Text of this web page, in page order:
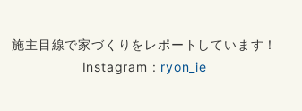
施主目線で家づくりを レポートしています！
Instagram : ryon_ie